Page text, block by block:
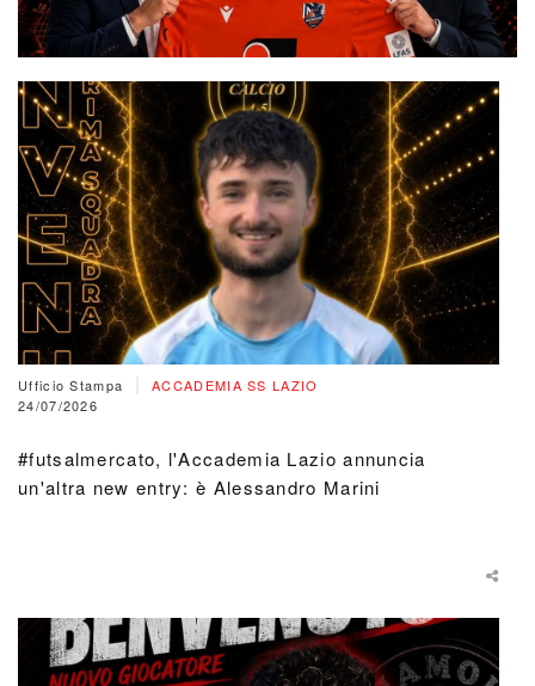
Ufficio Stampa
ACCADEMIA SS LAZIO
24/07/2026
#futsalmercato, l'Accademia Lazio annuncia
un'altra new entry: è Alessandro Marini